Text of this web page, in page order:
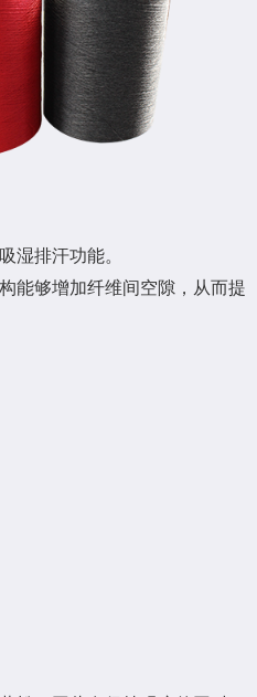
湿排汗功能。
能够增加纤维间空隙，从而提